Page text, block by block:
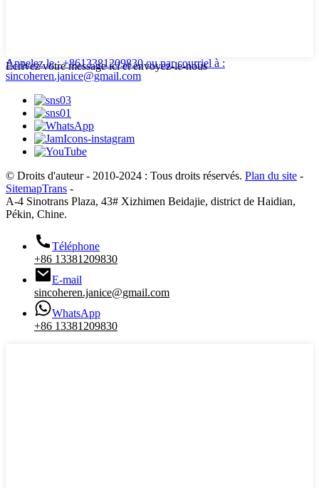
Écrivez votre message ici et envoyez-le-nous
Appelez le : +8613381209830 ou par courriel à :
sincoheren.janice@gmail.com
© Droits d'auteur - 2010-2024 : Tous droits réservés. Plan du site -
SitemapTrans -
A-4 Sinotrans Plaza, 43# Xizhimen Beidajie, district de Haidian,
Pékin, Chine.
Téléphone
+86 13381209830
E-mail
sincoheren.janice@gmail.com
WhatsApp
+86 13381209830